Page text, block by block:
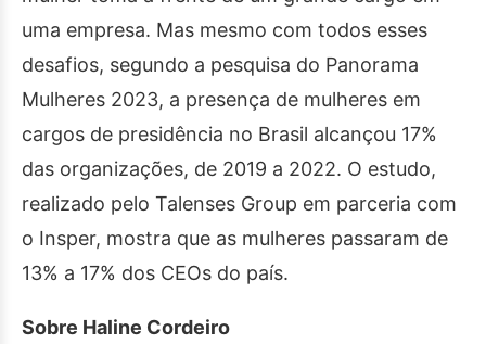
uma empresa. Mas mesmo com todos esses
desafios, segundo a pesquisa do Panorama
Mulheres 2023, a presença de mulheres em
cargos de presidência no Brasil alcançou 17%
das organizações, de 2019 a 2022. O estudo,
realizado pelo Talenses Group em parceria com
o Insper, mostra que as mulheres passaram de
13% a 17% dos CEOs do país.
Sobre Haline Cordeiro